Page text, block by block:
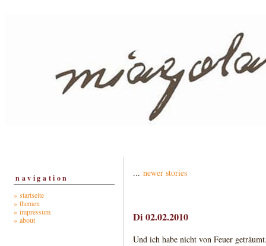
navigation
» startseite
» themen
» impressum
» about
... newer stories
Di 02.02.2010
Und ich habe nicht von Feuer